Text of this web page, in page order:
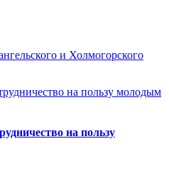
и Холмогорского
на пользу